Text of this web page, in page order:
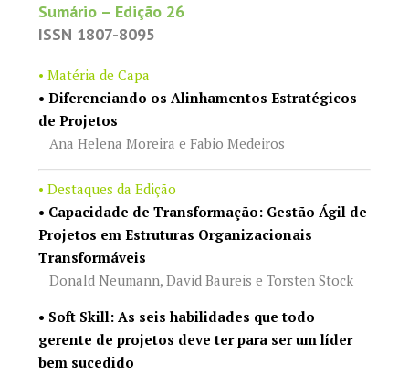
Sumário – Edição 26
ISSN 1807-8095
• Matéria de Capa
• Diferenciando os Alinhamentos Estratégicos
de Projetos
Ana Helena Moreira e Fabio Medeiros
• Destaques da Edição
• Capacidade de Transformação: Gestão Ágil de
Projetos em Estruturas Organizacionais
Transformáveis
Donald Neumann, David Baureis e Torsten Stock
• Soft Skill: As seis habilidades que todo
gerente de projetos deve ter para ser um líder
bem sucedido